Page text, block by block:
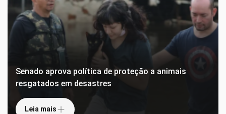
Senado aprova política de proteção a animais
resgatados em desastres
Leia mais